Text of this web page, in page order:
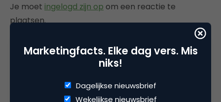
Je moet ingelogd zijn op om een reactie te
plaatsen.
Wat is Magnetic Networking? De
Marketingfacts. Elke dag vers. Mis
niks!
Dagelijkse nieuwsbrief
Wekelijkse nieuwsbrief